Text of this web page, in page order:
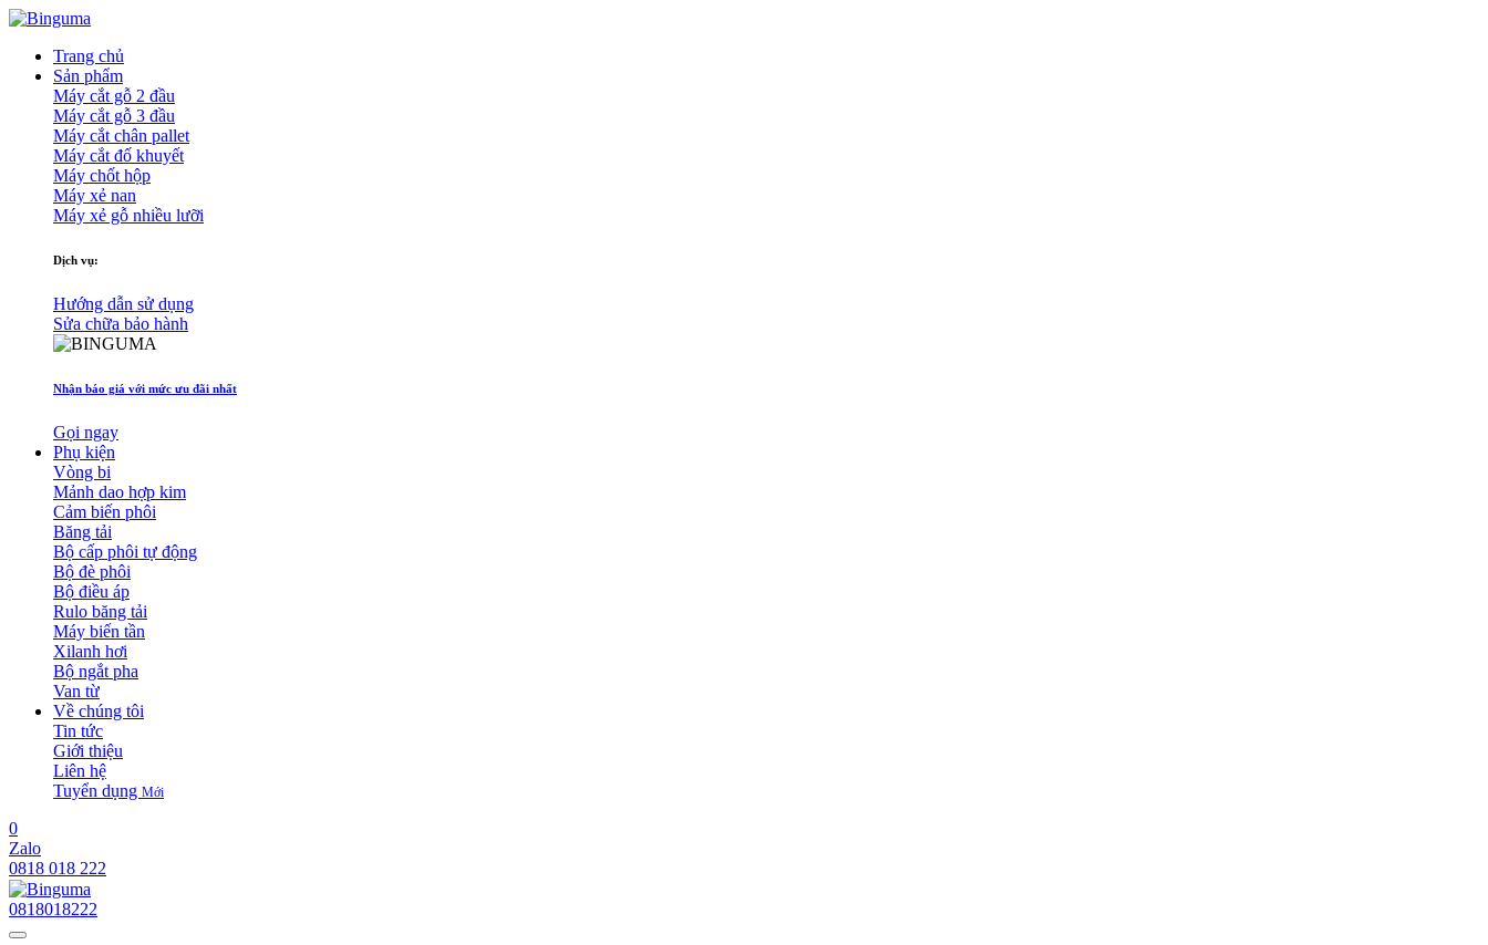
Trang chủ
Sản phẩm
Máy cắt gỗ 2 đầu
Máy cắt gỗ 3 đầu
Máy cắt chân pallet
Máy cắt đố khuyết
Máy chốt hộp
Máy xẻ nan
Máy xẻ gỗ nhiều lưỡi
Dịch vụ:
Hướng dẫn sử dụng
Sửa chữa bảo hành
Nhận báo giá với mức ưu đãi nhất
Gọi ngay
Phụ kiện
Vòng bi
Mảnh dao hợp kim
Cảm biến phôi
Băng tải
Bộ cấp phôi tự động
Bộ đè phôi
Bộ điều áp
Rulo băng tải
Máy biến tần
Xilanh hơi
Bộ ngắt pha
Van từ
Về chúng tôi
Tin tức
Giới thiệu
Liên hệ
Tuyển dụng Mới
0
Zalo
0818 018 222
0818018222